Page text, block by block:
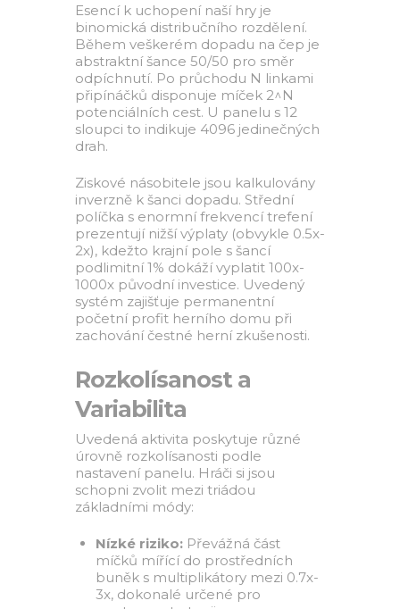
Esencí k uchopení naší hry je
binomická distribučního rozdělení.
Během veškerém dopadu na čep je
abstraktní šance 50/50 pro směr
odpíchnutí. Po průchodu N linkami
připínáčků disponuje míček 2^N
potenciálních cest. U panelu s 12
sloupci to indikuje 4096 jedinečných
drah.
Ziskové násobitele jsou kalkulovány
inverzně k šanci dopadu. Střední
políčka s enormní frekvencí trefení
prezentují nižší výplaty (obvykle 0.5x-
2x), kdežto krajní pole s šancí
podlimitní 1% dokáží vyplatit 100x-
1000x původní investice. Uvedený
systém zajišťuje permanentní
početní profit herního domu při
zachování čestné herní zkušenosti.
Rozkolísanost a
Variabilita
Uvedená aktivita poskytuje různé
úrovně rozkolísanosti podle
nastavení panelu. Hráči si jsou
schopni zvolit mezi triádou
základními módy:
Nízké riziko:Převážná část
míčků mířící do prostředních
buněk s multiplikátory mezi 0.7x-
3x, dokonalé určené pro